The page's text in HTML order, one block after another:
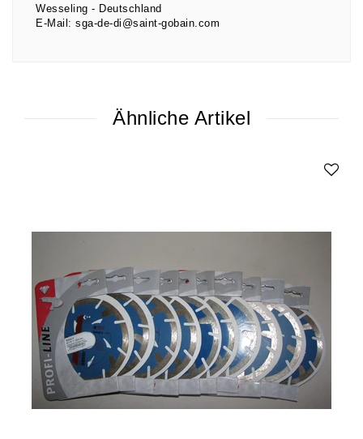
Wesseling
Deutschland
E-Mail: sga-de-di@saint-gobain.com
Ähnliche Artikel